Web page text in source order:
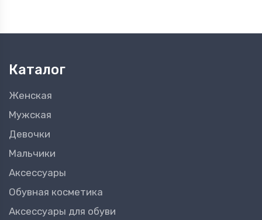
Каталог
Женская
Мужская
Девочки
Мальчики
Аксессуары
Обувная косметика
Аксессуары для обуви